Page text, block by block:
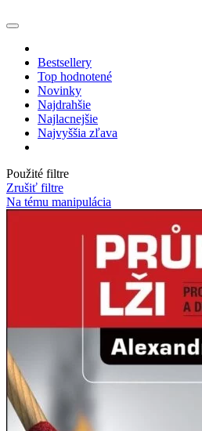
Bestsellery
Top hodnotené
Novinky
Najdrahšie
Najlacnejšie
Najvyššia zľava
Použité filtre
Zrušiť filtre
Na tému manipulácia